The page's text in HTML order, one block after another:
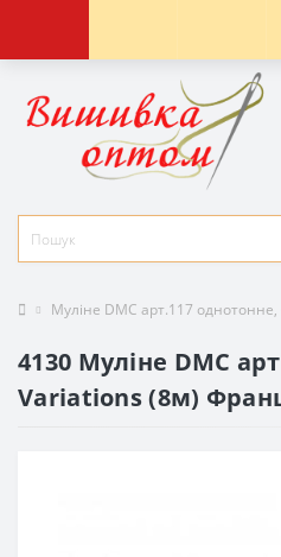
Муліне DMC арт.117
4130 Муліне DMC
Variations (8м)